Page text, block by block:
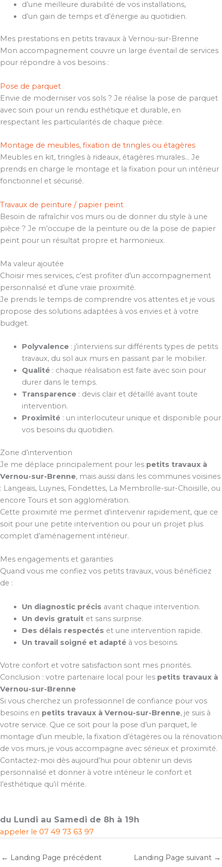
d’une meilleure durabilité de vos installations,
d’un gain de temps et d’énergie au quotidien.
Mes prestations en petits travaux à Vernou-sur-Brenne
Mon accompagnement couvre un large éventail de services
pour répondre à vos besoins :
Pose de parquet
Envie de moderniser vos sols ? Je réalise la pose de parquet
avec soin pour un rendu esthétique et durable, en
respectant les particularités de chaque pièce.
Montage de meubles, fixation de tringles ou étagères
Meubles en kit, tringles à rideaux, étagères murales… Je
prends en charge le montage et la fixation pour un intérieur
fonctionnel et sécurisé.
Travaux de peinture / papier peint
Besoin de rafraîchir vos murs ou de donner du style à une
pièce ? Je m’occupe de la peinture ou de la pose de papier
peint pour un résultat propre et harmonieux.
Ma valeur ajoutée
Choisir mes services, c’est profiter d’un accompagnement
personnalisé et d’une vraie proximité.
Je prends le temps de comprendre vos attentes et je vous
propose des solutions adaptées à vos envies et à votre
budget.
Polyvalence: j’interviens sur différents types de petits
travaux, du sol aux murs en passant par le mobilier.
Qualité: chaque réalisation est faite avec soin pour
durer dans le temps.
Transparence: devis clair et détaillé avant toute
intervention.
Proximité: un interlocuteur unique et disponible pour
vos besoins du quotidien.
Zone d’intervention
Je me déplace principalement pour les petits travaux à
Vernou-sur-Brenne, mais aussi dans les communes voisines
: Langeais, Luynes, Fondettes, La Membrolle-sur-Choisille, ou
encore Tours et son agglomération.
Cette proximité me permet d’intervenir rapidement, que ce
soit pour une petite intervention ou pour un projet plus
complet d’aménagement intérieur.
Mes engagements et garanties
Quand vous me confiez vos petits travaux, vous bénéficiez
de :
Un diagnostic précis avant chaque intervention.
Un devis gratuitet sans surprise.
Des délais respectés et une intervention rapide.
Un travail soigné et adaptéà vos besoins.
Votre confort et votre satisfaction sont mes priorités.
Conclusion : votre partenaire local pour les petits travaux à
Vernou-sur-Brenne
Si vous cherchez un professionnel de confiance pour vos
besoins en petits travaux à Vernou-sur-Brenne, je suis à
votre service. Que ce soit pour la pose d’un parquet, le
montage d’un meuble, la fixation d’étagères ou la rénovation
de vos murs, je vous accompagne avec sérieux et proximité.
Contactez-moi dès aujourd’hui pour obtenir un devis
personnalisé et donner à votre intérieur le confort et
l’esthétique qu’il mérite.
du Lundi au Samedi de 8h à 19h
appeler le 07 49 73 63 97
← Landing Page précédent Landing Page suivant →